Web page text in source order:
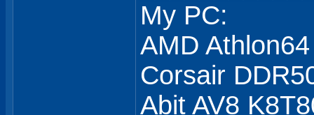
My PC:
AMD
Corsair
Abit AV8